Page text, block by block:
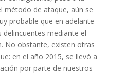
método de ataque, aún se
probable que en adelante
mediante el
No obstante, existen otras
en el año 2015, se llevó a
por parte de nuestros